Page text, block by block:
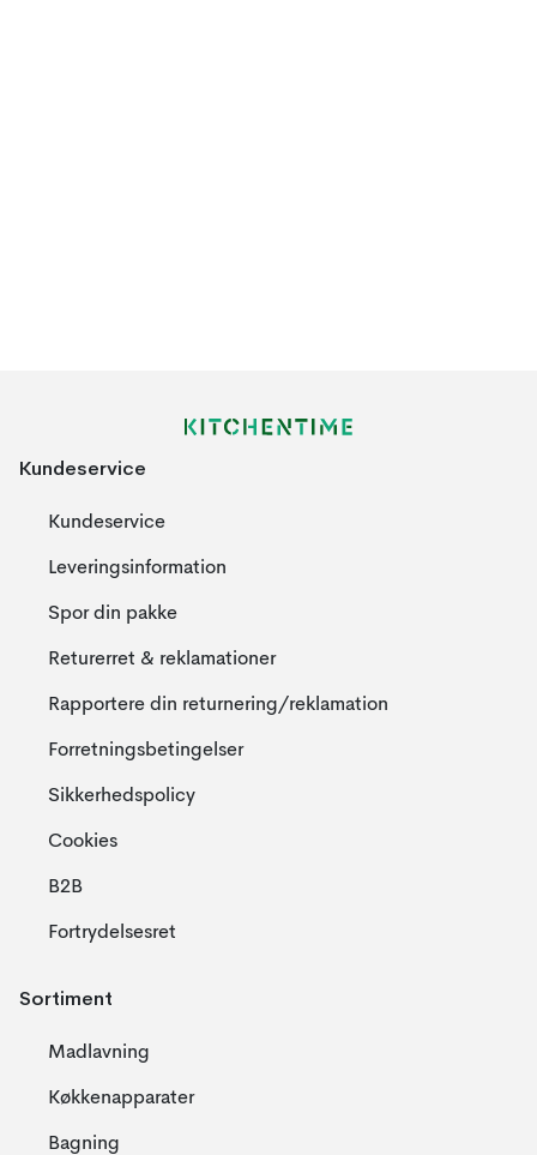
Kundeservice
Kundeservice
Leveringsinformation
Spor din pakke
Returerret & reklamationer
Rapportere din returnering/reklamation
Forretningsbetingelser
Sikkerhedspolicy
Cookies
B2B
Fortrydelsesret
Sortiment
Madlavning
Køkkenapparater
Bagning